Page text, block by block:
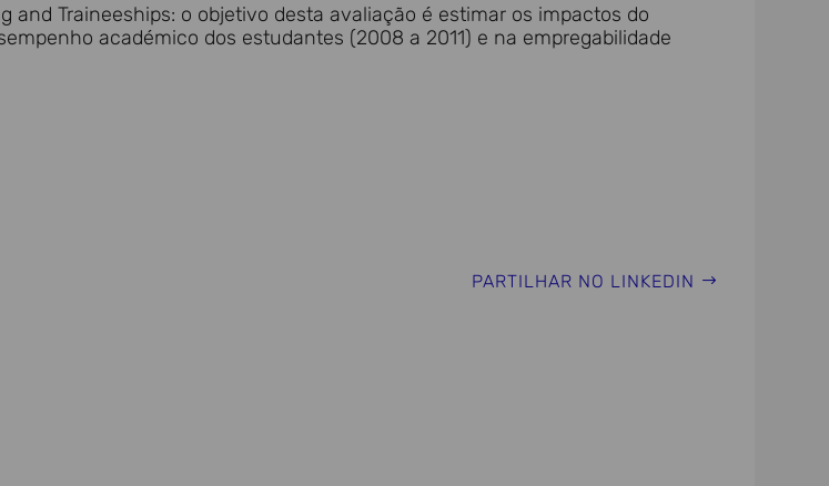
and Traineeships: o objetivo desta avaliação é estimar os impactos do
académico dos estudantes (2008 a 2011) e na empregabilidade
PARTILHAR NO LINKEDIN